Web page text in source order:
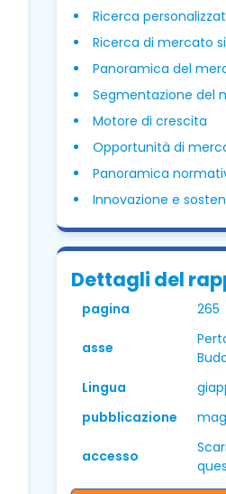
Ricerca
Ricerca di mercato
Panoramica del
Segmentazione del
Motore di crescita
Opportunità di
Panoramica
Innovazione e
Dettagli del
pagina 265
asse
Lingua
pubblicazione
accesso